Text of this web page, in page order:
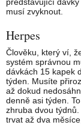
musí zvyknout.
Herpes
Člověku, který ví,
systém správnou
dávkách 15 kapek
týden. Musíte
až dokud
denně asi týden.
zhruba dvou
trvat až dva